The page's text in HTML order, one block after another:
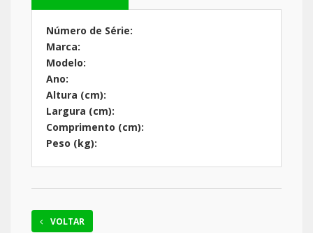
Número de Série:
Marca:
Modelo:
Ano:
Altura (cm):
Largura (cm):
Comprimento (cm):
Peso (kg):
VOLTAR